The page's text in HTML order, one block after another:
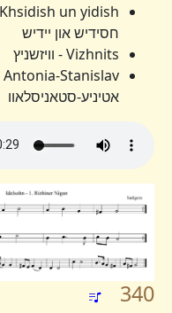
Khsidish un yidish -
חסידיש און יידיש
Vizhnits - וויזשניץ
Antonia-Stanislav -
אטיניע-סטאניסלאוו
340